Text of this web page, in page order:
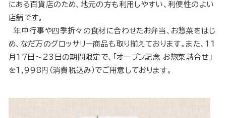
にある百貨店のため、地元の方も利用しやすい、利便性のよい
店舗です。
年中行事や四季折々の食材に合わせたお弁当、お惣菜をはじ
め、なだ万のグロッサリー商品も取り揃えております。また、11
月17日～23日の期間限定で、「オープン記念 お惣菜詰合せ」
を1,998円（消費税込み）でご用意しております。